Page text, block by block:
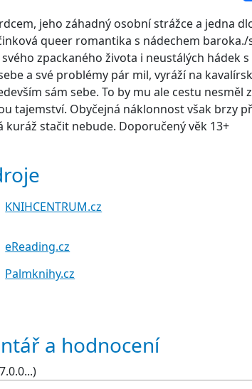
jeho záhadný osobní strážce a jedna
queer romantika s nádechem
zpackaného života i neustálých hádek
a své problémy pár mil, vyráží na
sám sebe. To by mu ale cestu nesměl
tajemství. Obyčejná náklonnost však brzy
kuráž stačit nebude. Doporučený věk 13+
KNIHCENTRUM.cz
eReading.cz
Palmknihy.cz
a hodnocení